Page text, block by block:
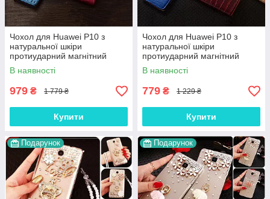
Чохол для Huawei P10 з
натуральної шкіри
протиударний магнітний
книжка з підставкою
"CROCOHEAD"
В наявності
979 ₴ 1 779 ₴
Купити
Чохол для Huawei P10 з
натуральної шкіри
протиударний магнітний
книжка з підставкою "LUXOR"
В наявності
779 ₴ 1 229 ₴
Купити
Подарунок Подарунок